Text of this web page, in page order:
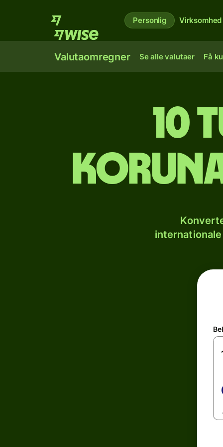
Personlig Virksomhed
Valutaomregner Se alle valutaer Få
10